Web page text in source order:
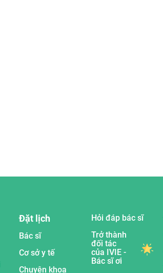
Đặt lịch
Bác sĩ
Cơ sở y tế
Chuyên khoa
Hỏi đáp bác sĩ
Trở thành
đối tác
của IVIE -
Bác sĩ ơi